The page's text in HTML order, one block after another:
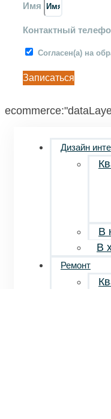
Дизайн
В
В
Ремонт
Имя
Контактный
Согласен(а) на
Записаться